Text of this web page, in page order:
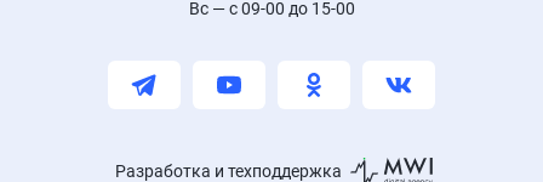
Вс — с 09-00 до 15-00
Разработка и техподдержка